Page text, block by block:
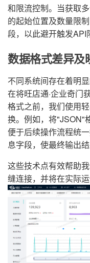
和限流控制。当获取
的起始位置及数量限
段，以此避开触发API
数据格式差异及
不同系统间存在着明
在将旺店通·企业奇门
格式之前，我们使用
换。例如，将"JSON"
便于后续操作流程统
息字段，使最终输出
这些技术点有效帮助
缝连接，并将在实际